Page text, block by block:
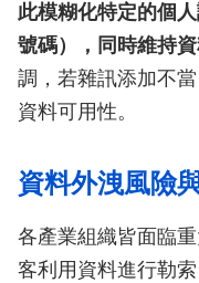
此模糊化特定的個
號碼），同時維持
調，若雜訊添加不
資料可用性。
資料外洩風險
各產業組織皆面臨
客利用資料進行勒